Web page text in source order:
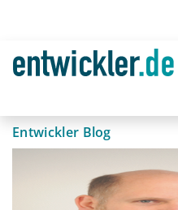
Entwickler Blog